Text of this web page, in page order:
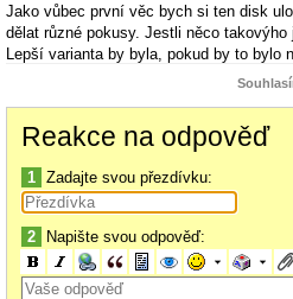
Jako vůbec první věc bych si ten disk
dělat různé pokusy. Jestli něco takovýho
Lepší varianta by byla, pokud by to bylo
přecejenom víc, než s interní pamětí
Reakce na odpověď
1 Zadajte svou přezdívku:
2 Napište svou odpověď: